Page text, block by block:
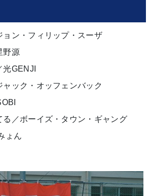
ョン・フィリップ・スーザ
野源
光GENJI
ャック・オッフェンバック
る／ボーイズ・タウン・ギャング
ょん